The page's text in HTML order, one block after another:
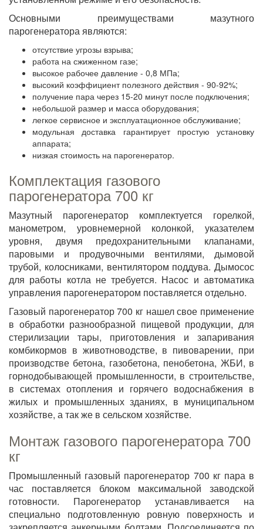
Основными преимуществами мазутного
парогенератора являются:
отсутствие угрозы взрыва;
работа на сжиженном газе;
высокое рабочее давление - 0,8 МПа;
высокий коэффициент полезного действия - 90-92%;
получение пара через 15-20 минут после подключения;
небольшой размер и масса оборудования;
легкое сервисное и эксплуатационное обслуживание;
модульная доставка гарантирует простую установку
аппарата;
низкая стоимость на парогенератор.
Комплектация газового
парогенератора 700 кг
Мазутный парогенератор комплектуется горелкой,
манометром, уровнемерной колонкой, указателем
уровня, двумя предохранительными клапанами,
паровыми и продувочными вентилями, дымовой
трубой, колосниками, вентилятором поддува. Дымосос
для работы котла не требуется. Насос и автоматика
управления парогенератором поставляется отдельно.
Газовый парогенератор 700 кг нашел свое применение
в обработки разнообразной пищевой продукции, для
стерилизации тары, приготовления и запаривания
комбикормов в животноводстве, в пивоварении, при
производстве бетона, газобетона, пенобетона, ЖБИ, в
горнодобывающей промышленности, в строительстве,
в системах отопления и горячего водоснабжения в
жилых и промышленных зданиях, в муниципальном
хозяйстве, а так же в сельском хозяйстве.
Монтаж газового парогенератора 700
кг
Промышленный газовый парогенератор 700 кг пара в
час поставляется блоком максимальной заводской
готовности. Парогенератор устанавливается на
специально подготовленную ровную поверхность и